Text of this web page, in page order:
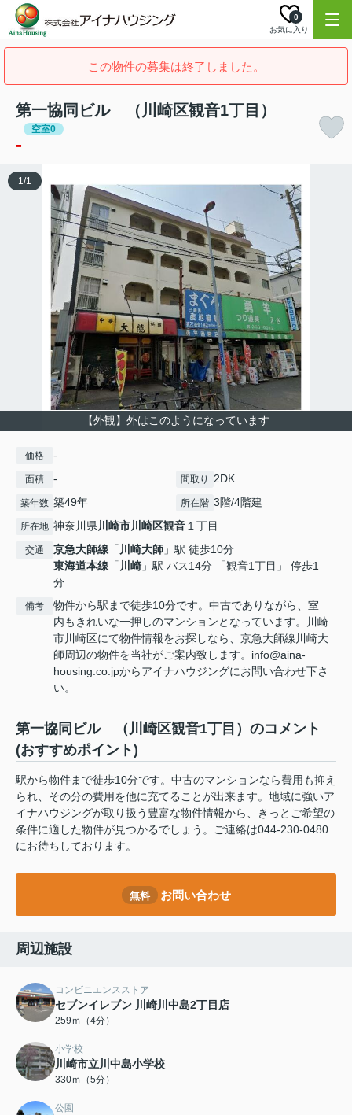
お気に入り
0
この物件の募集は終了しました。
第一協同ビル （川崎区観音1丁目）
空室0
-
【外観】外はこのようになっています
1/1
価格 -
面積 - 間取り 2DK
築年数 築49年 所在階 3階/4階建
所在地 神奈川県川崎市川崎区観音１丁目
交通 京急大師線 「 川崎大師 」駅 徒歩10分
東海道本線 「 川崎 」駅 バス14分 「観音1丁目」 停歩1
分
備考
物件から駅まで徒歩10分です。中古でありながら、室
内もきれいな一押しのマンションとなっています。川崎
市川崎区にて物件情報をお探しなら、京急大師線川崎大
師周辺の物件を当社がご案内致します。info@aina-
housing.co.jpからアイナハウジングにお問い合わせ下さ
い。
第一協同ビル （川崎区観音1丁目）のコメント
(おすすめポイント)
駅から物件まで徒歩10分です。中古のマンションなら費用も抑え
られ、その分の費用を他に充てることが出来ます。地域に強いア
イナハウジングが取り扱う豊富な物件情報から、きっとご希望の
条件に適した物件が見つかるでしょう。ご連絡は044-230-0480
にお待ちしております。
無料 お問い合わせ
周辺施設
コンビニエンスストア
セブンイレブン 川崎川中島2丁目店
259ｍ（4分）
小学校
川崎市立川中島小学校
330ｍ（5分）
公園